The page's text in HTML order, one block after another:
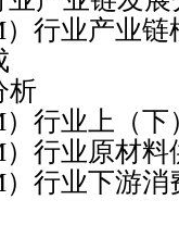
行业产业链
行业上（下
行业原材料
行业下游消